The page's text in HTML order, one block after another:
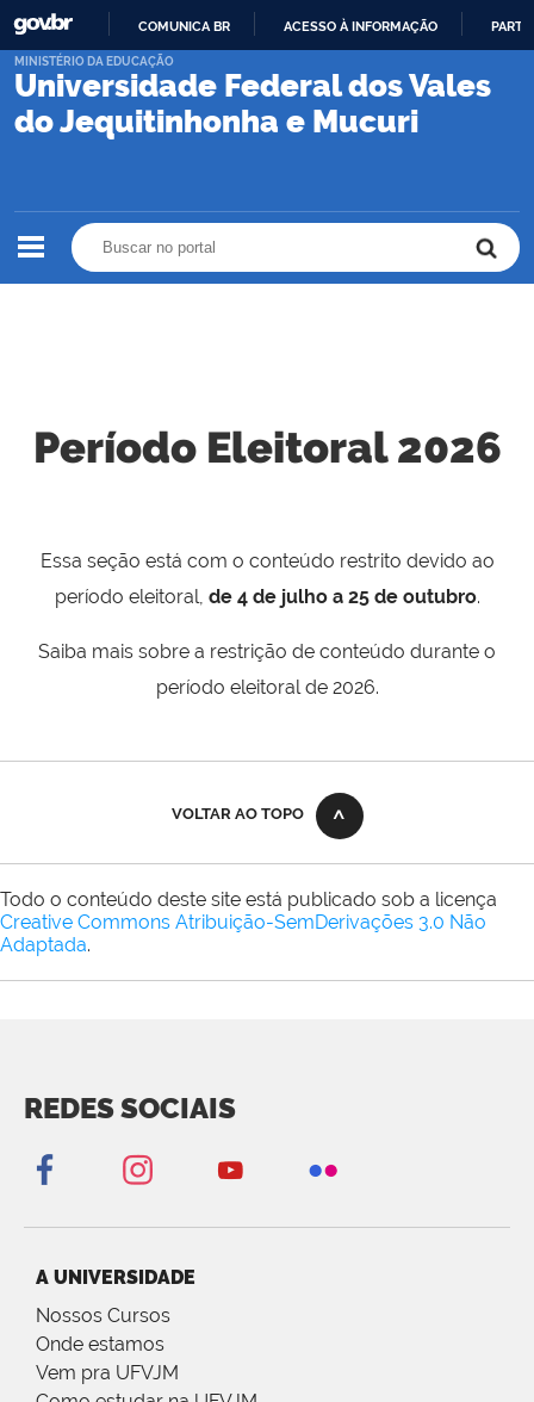
PARA
CONTEÚDO
COMUNICA BR ACESSO À INFORMAÇÃO
Universidade Federal dos Vales
do Jequitinhonha e Mucuri
MINISTÉRIO DA EDUCAÇÃO
Período Eleitoral 2026
Essa seção está com o conteúdo restrito devido ao
período eleitoral, de 4 de julho a 25 de outubro.
Saiba mais sobre a restrição de conteúdo durante o
período eleitoral de 2026.
VOLTAR AO TOPO
Todo o conteúdo deste site está publicado sob a licença
Creative Commons Atribuição-SemDerivações 3.0 Não
Adaptada.
REDES SOCIAIS
A UNIVERSIDADE
Nossos Cursos
Onde estamos
Vem pra UFVJM